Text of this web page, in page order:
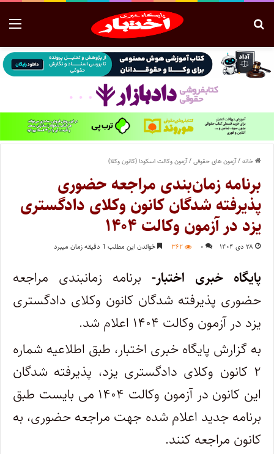
خانه/آزمون های حقوقی/آزمون وکالت اسکودا (کانون وکلا)
برنامه زمان‌بندی مراجعه حضوری
پذیرفته شدگان کانون وکلای دادگستری
یزد در آزمون وکالت ۱۴۰۴
۲۸ دی ۱۴۰۴ ۰ ۳۶۲ خواندن این مطلب 1 دقیقه زمان میبرد
پایگاه خبری اختبار- برنامه زمانبندی مراجعه
حضوری پذیرفته شدگان کانون وکلای دادگستری
یزد در آزمون وکالت ۱۴۰۴ اعلام شد.
به گزارش پایگاه خبری اختبار، طبق اطلاعیه شماره
۲ کانون وکلای دادگستری یزد، پذیرفته شدگان
این کانون در آزمون وکالت ۱۴۰۴ می بایست طبق
برنامه جدید اعلام شده جهت مراجعه حضوری، به
کانون مراجعه کنند.